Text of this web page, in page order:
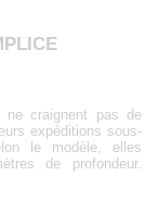
ne craignent pas de
expéditions sous-
le modèle, elles
de profondeur.